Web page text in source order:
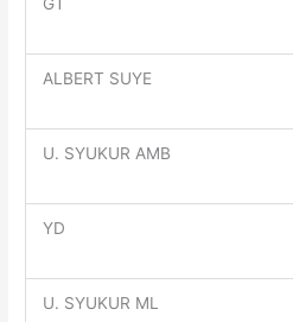
GT
ALBERT SUYE
U. SYUKUR AMB
YD
U. SYUKUR ML